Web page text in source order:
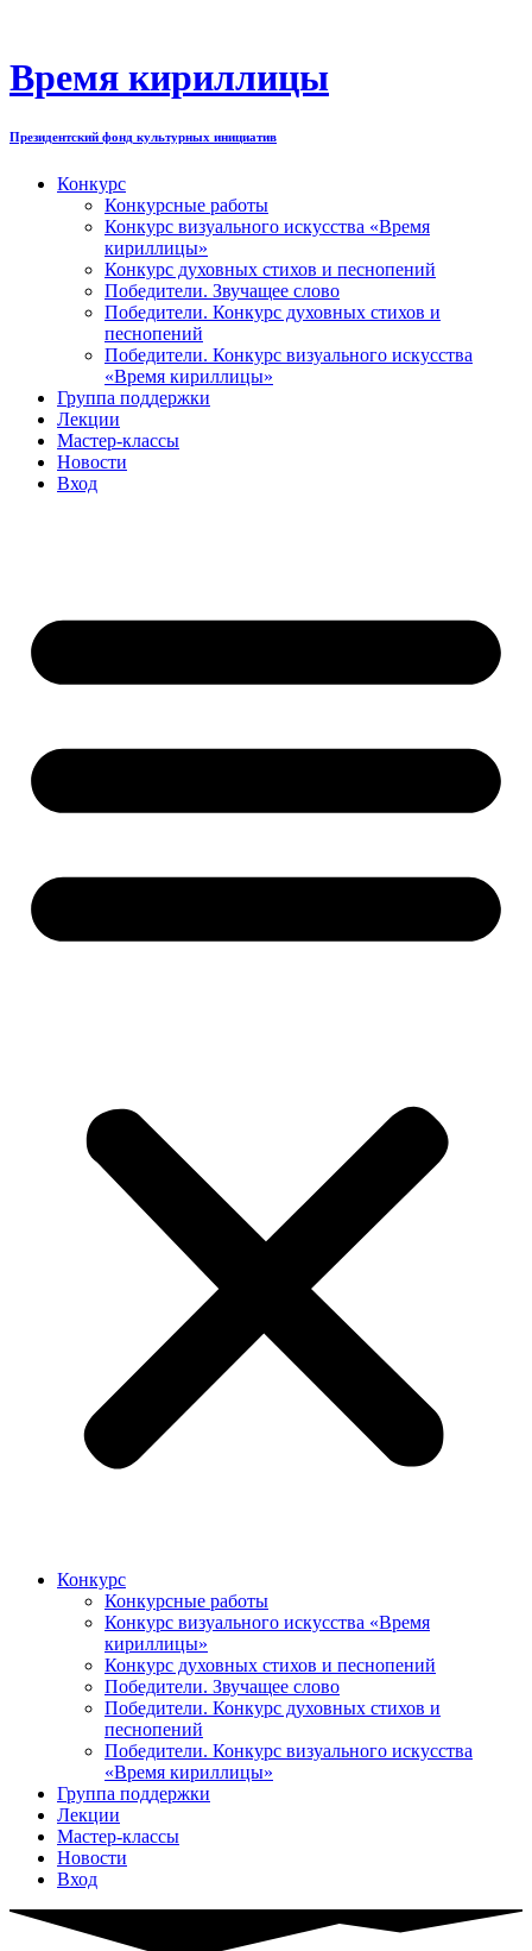
содержимому
Время кириллицы
Президентский фонд культурных инициатив
Конкурс
Конкурсные работы
Конкурс визуального искусства «Время
кириллицы»
Конкурс духовных стихов и песнопений
Победители. Звучащее слово
Победители. Конкурс духовных стихов и
песнопений
Победители. Конкурс визуального искусства
«Время кириллицы»
Группа поддержки
Лекции
Мастер-классы
Новости
Вход
Конкурс
Конкурсные работы
Конкурс визуального искусства «Время
кириллицы»
Конкурс духовных стихов и песнопений
Победители. Звучащее слово
Победители. Конкурс духовных стихов и
песнопений
Победители. Конкурс визуального искусства
«Время кириллицы»
Группа поддержки
Лекции
Мастер-классы
Новости
Вход